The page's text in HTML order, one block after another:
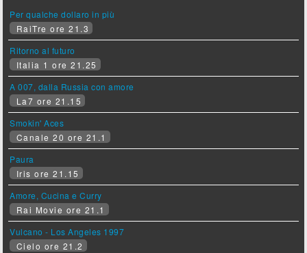
Per qualche dollaro in più
RaiTre ore 21.3
Ritorno al futuro
Italia 1 ore 21.25
A 007, dalla Russia con amore
La7 ore 21.15
Smokin' Aces
Canale 20 ore 21.1
Paura
Iris ore 21.15
Amore, Cucina e Curry
Rai Movie ore 21.1
Vulcano - Los Angeles 1997
Cielo ore 21.2